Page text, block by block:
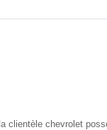
clientèle chevrolet